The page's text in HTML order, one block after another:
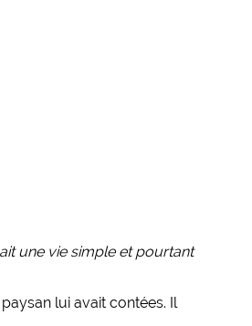
une vie simple et pourtant
lui avait contées. Il